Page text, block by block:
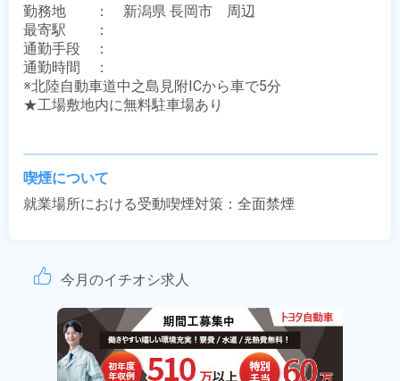
勤務地　　：　新潟県 長岡市　周辺
最寄駅　　：
通勤手段　：
通勤時間　：
※北陸自動車道中之島見附ICから車で5分
★工場敷地内に無料駐車場あり
喫煙について
就業場所における受動喫煙対策：全面禁煙
今月のイチオシ求人